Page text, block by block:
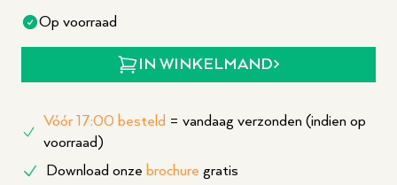
Op voorraad
IN WINKELMAND
Vóór 17:00 besteld = vandaag verzonden (indien op
voorraad)
Download onze brochure gratis